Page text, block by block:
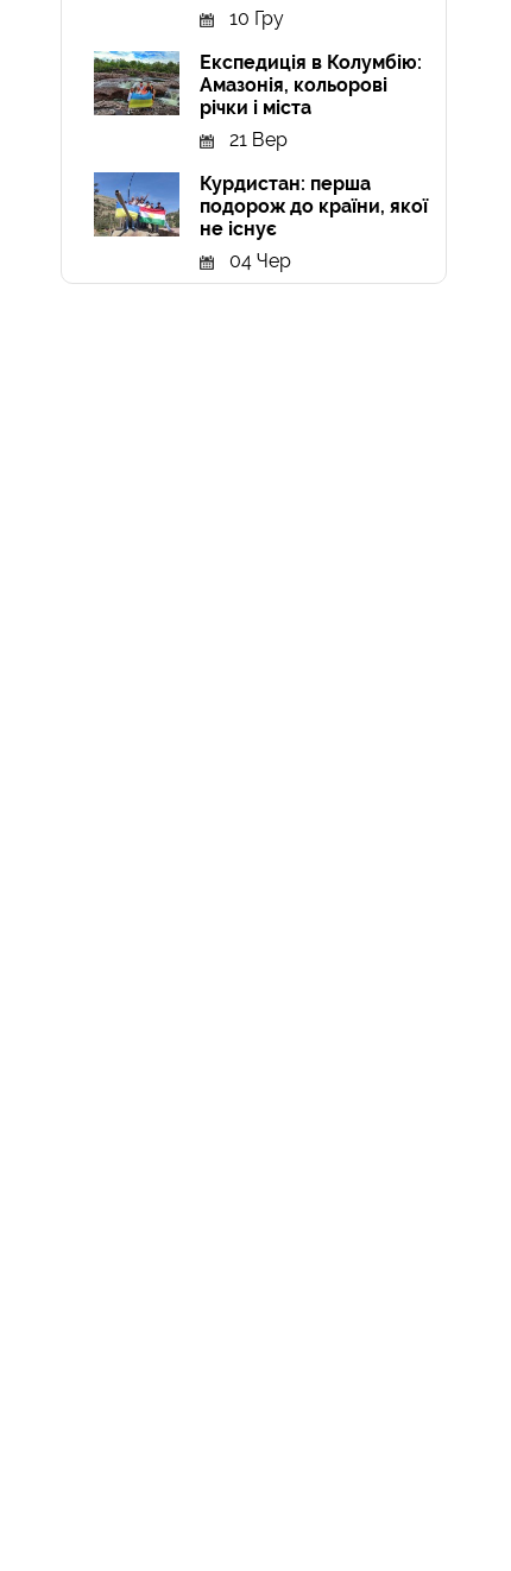
10 Гру
Експедиція в Колумбію:
Амазонія, кольорові
річки і міста
21 Вер
Курдистан: перша
подорож до країни, якої
не існує
04 Чер